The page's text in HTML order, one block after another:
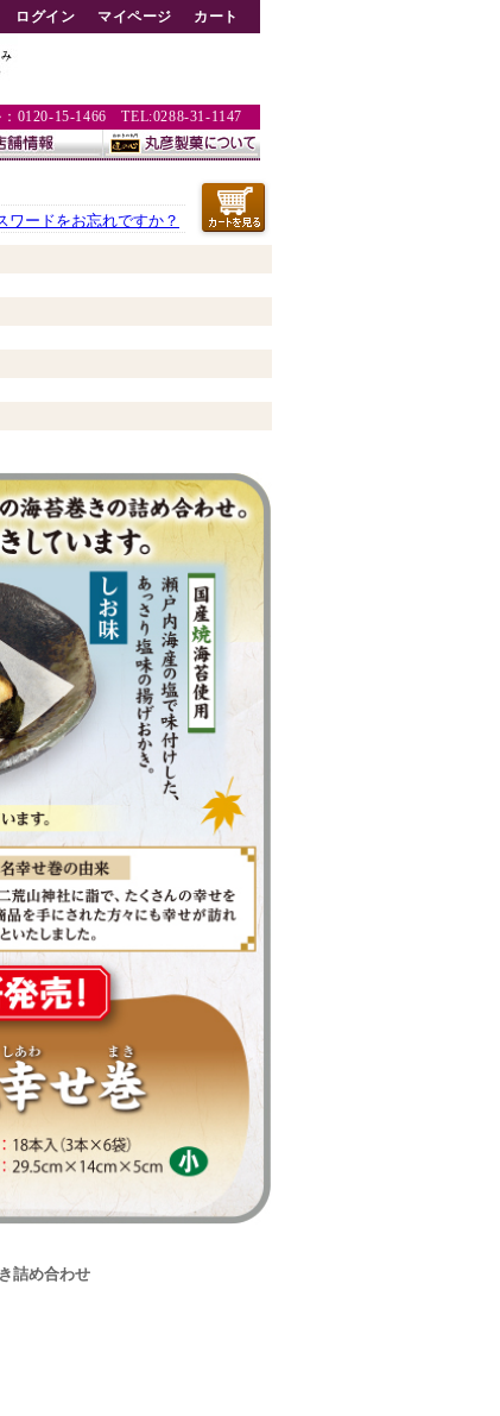
ログイン マイページ カート
0120-15-1466 TEL:0288-31-1147
ワードをお忘れですか？
詰め合わせ